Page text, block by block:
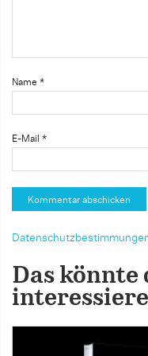
Name *
E-Mail *
Das könnte